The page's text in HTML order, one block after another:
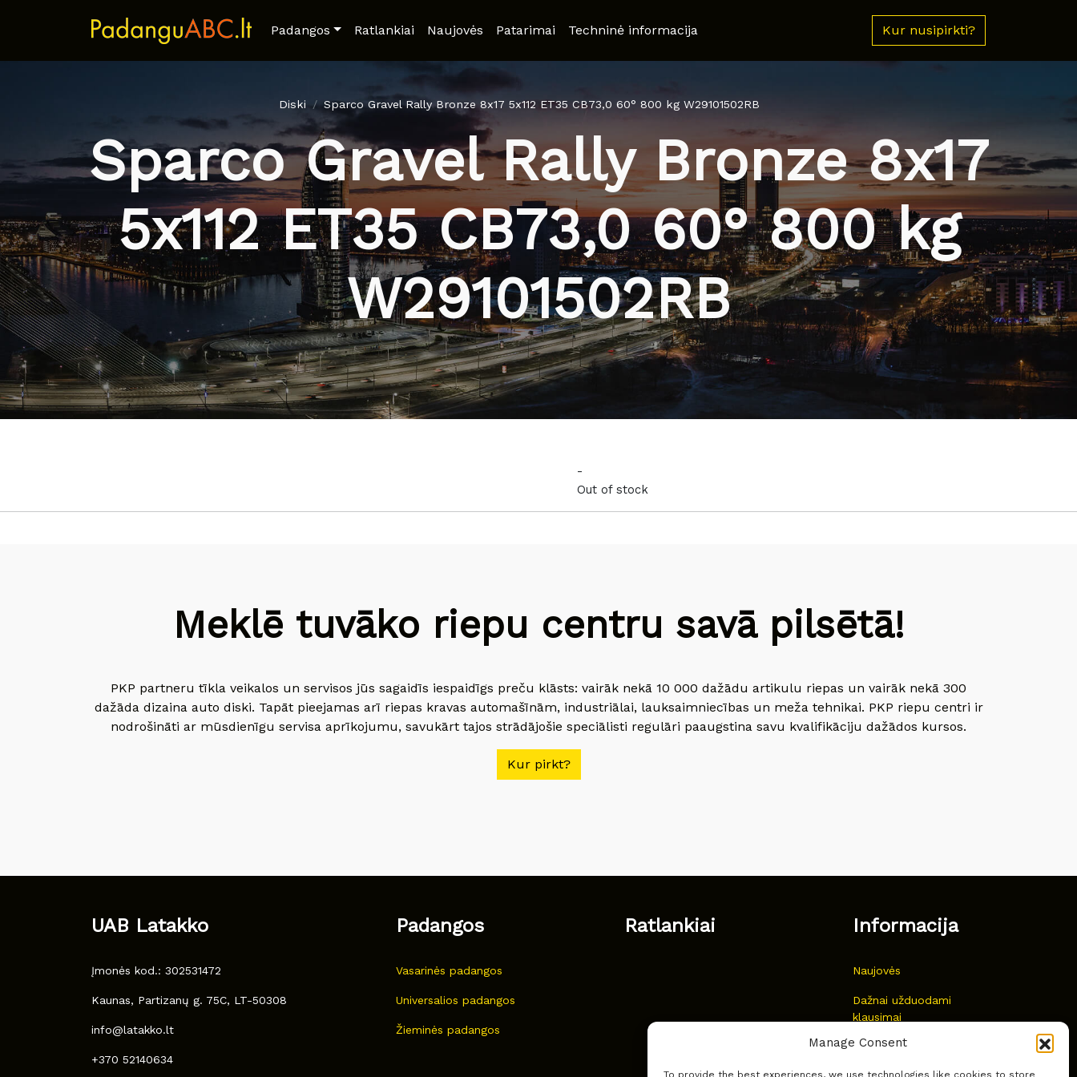
Manage Consent
To provide the best experiences, we use technologies like cookies to store
Padangos Ratlankiai Naujovės Patarimai Techninė informacija Kur nusipirkti?
Diski Sparco Gravel Rally Bronze 8x17 5x112 ET35 CB73,0 60° 800 kg W29101502RB
Sparco Gravel Rally Bronze 8x17
5x112 ET35 CB73,0 60° 800 kg
W29101502RB
-
Out of stock
Meklē tuvāko riepu centru savā pilsētā!
PKP partneru tīkla veikalos un servisos jūs sagaidīs iespaidīgs preču klāsts: vairāk nekā 10 000 dažādu artikulu riepas un vairāk nekā 300
dažāda dizaina auto diski. Tapāt pieejamas arī riepas kravas automašīnām, industriālai, lauksaimniecības un meža tehnikai. PKP riepu centri ir
nodrošināti ar mūsdienīgu servisa aprīkojumu, savukārt tajos strādājošie speciālisti regulāri paaugstina savu kvalifikāciju dažādos kursos.
Kur pirkt?
UAB Latakko
Įmonės kod.: 302531472
Kaunas, Partizanų g. 75C, LT-50308
info@latakko.lt
+370 52140634
Padangos
Vasarinės padangos
Universalios padangos
Žieminės padangos
Ratlankiai Informacija
Naujovės
Dažnai užduodami
klausimai
Kur nusipirkti?